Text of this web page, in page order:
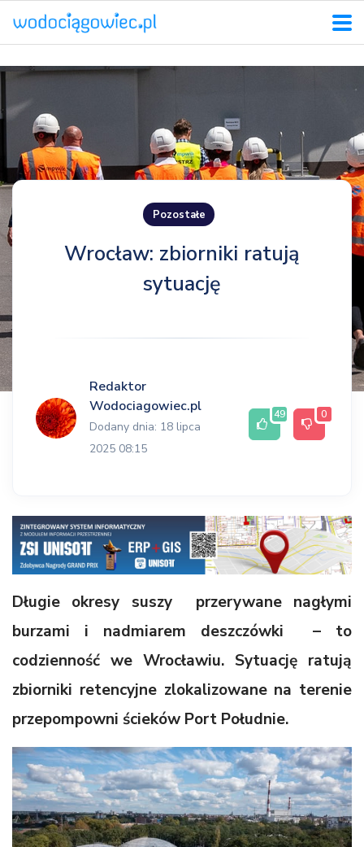
Pozostałe
Wrocław: zbiorniki ratują
sytuację
Redaktor
Wodociagowiec.pl
Dodany dnia: 18 lipca
2025 08:15
49 0
Długie okresy suszy przerywane nagłymi
burzami i nadmiarem deszczówki – to
codzienność we Wrocławiu. Sytuację ratują
zbiorniki retencyjne zlokalizowane na terenie
przepompowni ścieków Port Południe.